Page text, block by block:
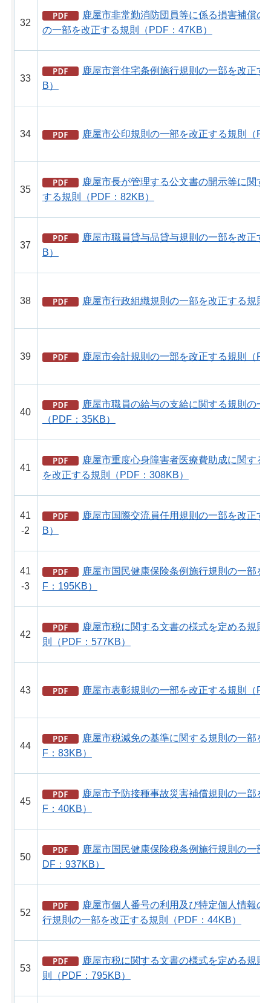
32
鹿屋市非常勤消防団員等に係る損害補償の
の一部を改正する規則（PDF：47KB）
33
鹿屋市営住宅条例施行規則の一部を改正す
B）
34 鹿屋市公印規則の一部を改正する規則（
35
鹿屋市長が管理する公文書の開示等に関す
する規則（PDF：82KB）
37
鹿屋市職員貸与品貸与規則の一部を改正す
B）
38 鹿屋市行政組織規則の一部を改正する規則
39 鹿屋市会計規則の一部を改正する規則（
40
鹿屋市職員の給与の支給に関する規則の一
（PDF：35KB）
41
鹿屋市重度心身障害者医療費助成に関する
を改正する規則（PDF：308KB）
41
-2
鹿屋市国際交流員任用規則の一部を改正す
B）
41
-3
鹿屋市国民健康保険条例施行規則の一部を
F：195KB）
42
鹿屋市税に関する文書の様式を定める規則
則（PDF：577KB）
43 鹿屋市表彰規則の一部を改正する規則（
44
鹿屋市税減免の基準に関する規則の一部を
F：83KB）
45
鹿屋市予防接種事故災害補償規則の一部を
F：40KB）
50
鹿屋市国民健康保険税条例施行規則の一部
DF：937KB）
52
鹿屋市個人番号の利用及び特定個人情報の
行規則の一部を改正する規則（PDF：44KB）
53
鹿屋市税に関する文書の様式を定める規則
則（PDF：795KB）